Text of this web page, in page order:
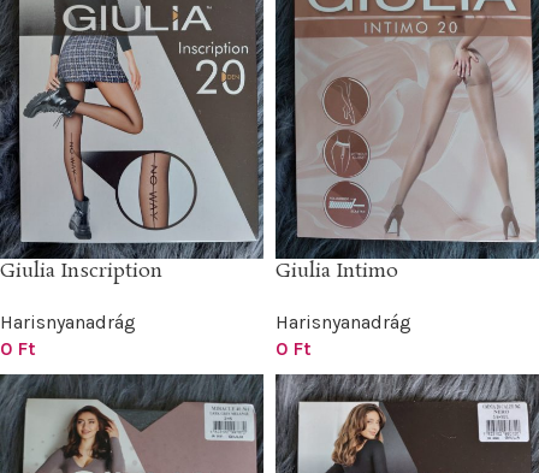
Giulia Inscription
Harisnyanadrág
0 Ft
Giulia Intimo
Harisnyanadrág
0 Ft